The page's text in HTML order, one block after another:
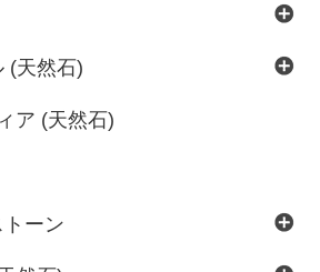
(天然石)
ア (天然石)
ーン